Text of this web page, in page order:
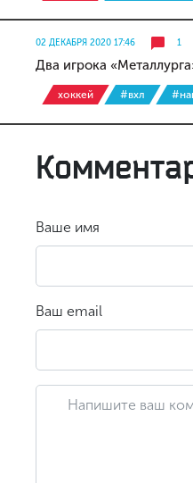
02 ДЕКАБРЯ 2020 17:46 1
Два игрока
хоккей #вхл
Ваше имя
Ваш email